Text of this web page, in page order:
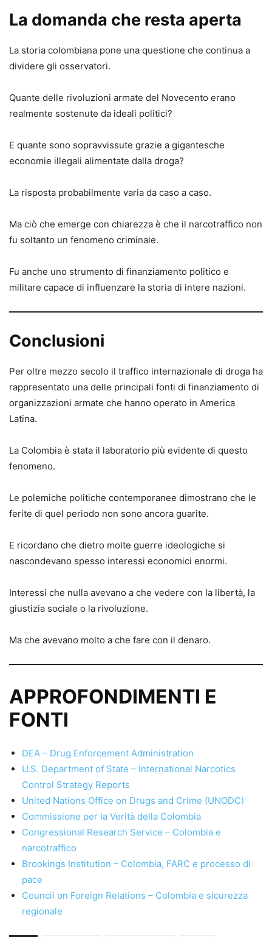
La domanda che resta aperta
La storia colombiana pone una questione che continua a
dividere gli osservatori.
Quante delle rivoluzioni armate del Novecento erano
realmente sostenute da ideali politici?
E quante sono sopravvissute grazie a gigantesche
economie illegali alimentate dalla droga?
La risposta probabilmente varia da caso a caso.
Ma ciò che emerge con chiarezza è che il narcotraffico non
fu soltanto un fenomeno criminale.
Fu anche uno strumento di finanziamento politico e
militare capace di influenzare la storia di intere nazioni.
Conclusioni
Per oltre mezzo secolo il traffico internazionale di droga ha
rappresentato una delle principali fonti di finanziamento di
organizzazioni armate che hanno operato in America
Latina.
La Colombia è stata il laboratorio più evidente di questo
fenomeno.
Le polemiche politiche contemporanee dimostrano che le
ferite di quel periodo non sono ancora guarite.
E ricordano che dietro molte guerre ideologiche si
nascondevano spesso interessi economici enormi.
Interessi che nulla avevano a che vedere con la libertà, la
giustizia sociale o la rivoluzione.
Ma che avevano molto a che fare con il denaro.
APPROFONDIMENTI E
FONTI
DEA – Drug Enforcement Administration
U.S. Department of State – International Narcotics
Control Strategy Reports
United Nations Office on Drugs and Crime (UNODC)
Commissione per la Verità della Colombia
Congressional Research Service – Colombia e
narcotraffico
Brookings Institution – Colombia, FARC e processo di
pace
Council on Foreign Relations – Colombia e sicurezza
regionale